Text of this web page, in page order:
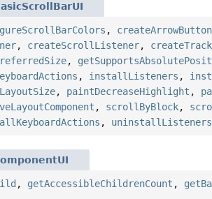
,
, createScrollListener,
,
, installListeners ,
, paintDecreaseHighlight ,
, scrollByBlock,
, uninstallListeners
, getAccessibleChildrenCount ,